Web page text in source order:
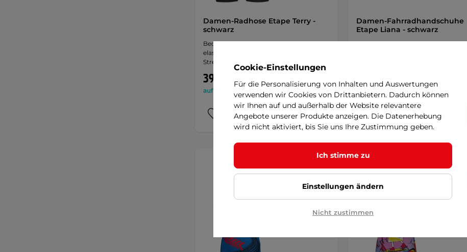
Damen-Radhose Etape Terry -
schwarz
Bequeme Damen-Radhose mit
elastischem Material, hohem Bund und
Stretch Woman Pro …
39,90 €
auf Lager – 12.8. bei Ihnen
Detail
Damen-Fahrradhandschuhe
Etape Liana - schwarz
Gelová výstelka GelPro tlumí otřesy,
14,90 €
auf Lager – 12.8. bei Ihnen
Detail
Cookie-Einstellungen
Für die Personalisierung von Inhalten und Auswertungen
verwenden wir Cookies von Drittanbietern. Dadurch können
wir Ihnen auf und außerhalb der Website relevantere
Angebote unserer Produkte anzeigen. Die Datenerhebung
wird nicht aktiviert, bis Sie uns Ihre Zustimmung geben.
Ich stimme zu
Einstellungen ändern
Nicht zustimmen